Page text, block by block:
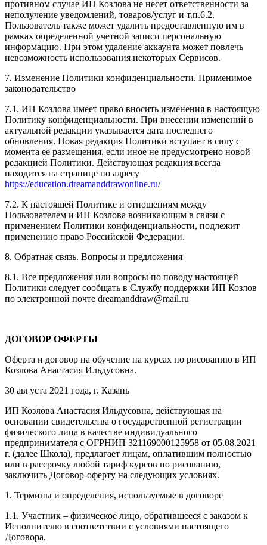
противном случае ИП Козлова не несет ответственности за
неполучение уведомлений, товаров/услуг и т.п.6.2.
Пользователь также может удалить предоставленную им в
рамках определенной учетной записи персональную
информацию. При этом удаление аккаунта может повлечь
невозможность использования некоторых Сервисов.
7. Изменение Политики конфиденциальности. Применимое
законодательство
7.1. ИП Козлова имеет право вносить изменения в настоящую
Политику конфиденциальности. При внесении изменений в
актуальной редакции указывается дата последнего
обновления. Новая редакция Политики вступает в силу с
момента ее размещения, если иное не предусмотрено новой
редакцией Политики. Действующая редакция всегда
находится на странице по адресу
https://education.dreamanddrawonline.ru/
7.2. К настоящей Политике и отношениям между
Пользователем и ИП Козлова возникающим в связи с
применением Политики конфиденциальности, подлежит
применению право Российской Федерации.
8. Обратная связь. Вопросы и предложения
8.1. Все предложения или вопросы по поводу настоящей
Политики следует сообщать в Службу поддержки ИП Козлов
по электронной почте dreamanddraw@mail.ru
ДОГОВОР ОФЕРТЫ
Оферта и договор на обучение на курсах по рисованию в ИП
Козлова Анастасия Ильдусовна.
30 августа 2021 года, г. Казань
ИП Козлова Анастасия Ильдусовна, действующая на
основании свидетельства о государственной регистрации
физического лица в качестве индивидуального
предпринимателя с ОГРНИП 321169000125958 от 05.08.2021
г. (далее Школа), предлагает лицам, оплатившим полностью
или в рассрочку любой тариф курсов по рисованию,
заключить Договор-оферту на следующих условиях.
1. Термины и определения, используемые в договоре
1.1. Участник – физическое лицо, обратившееся с заказом к
Исполнителю в соответствии с условиями настоящего
Договора.